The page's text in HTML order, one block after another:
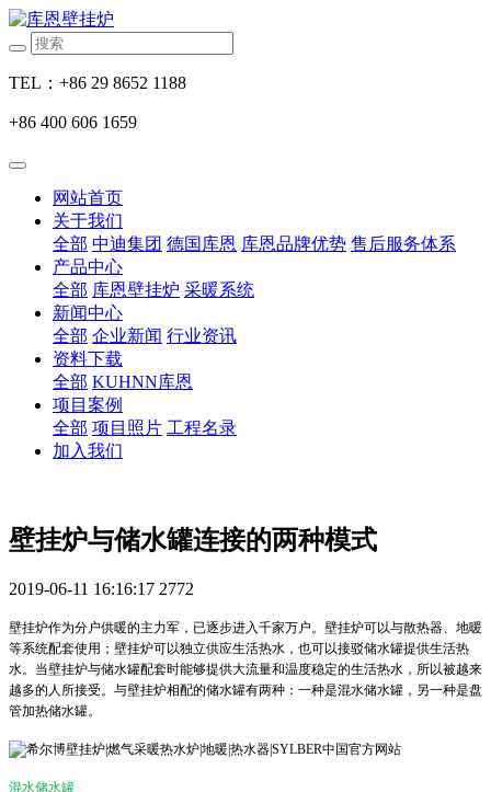
TEL：+86 29 8652 1188
+86 400 606 1659
网站首页
关于我们
全部 中迪集团 德国库恩 库恩品牌优势 售后服务体系
产品中心
全部 库恩壁挂炉 采暖系统
新闻中心
全部 企业新闻 行业资讯
资料下载
全部 KUHNN库恩
项目案例
全部 项目照片 工程名录
加入我们
壁挂炉与储水罐连接的两种模式
2019-06-11 16:16:17 2772
壁挂炉作为分户供暖的主力军，已逐步进入千家万户。壁挂炉可以与散热器、地暖
等系统配套使用；壁挂炉可以独立供应生活热水，也可以接驳储水罐提供生活热
水。当壁挂炉与储水罐配套时能够提供大流量和温度稳定的生活热水，所以被越来
越多的人所接受。与壁挂炉相配的储水罐有两种：一种是混水储水罐，另一种是盘
管加热储水罐。
混水储水罐